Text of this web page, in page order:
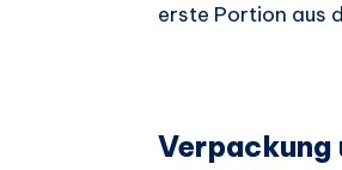
erste Portion aus
Verpackung